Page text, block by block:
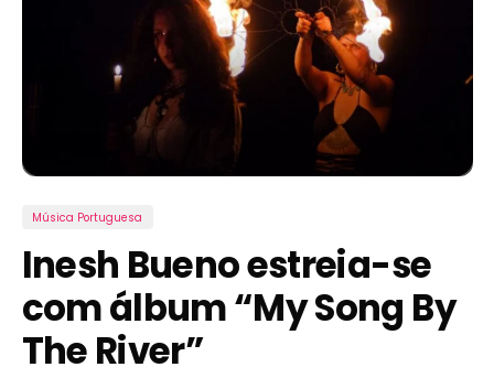
Música Portuguesa
Inesh Bueno estreia-se
com álbum “My Song By
The River”